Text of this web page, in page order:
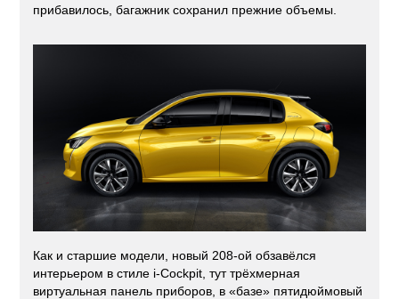
прибавилось, багажник сохранил прежние объемы.
Как и старшие модели, новый 208-ой обзавёлся
интерьером в стиле i-Cockpit, тут трёхмерная
виртуальная панель приборов, в «базе» пятидюймовый